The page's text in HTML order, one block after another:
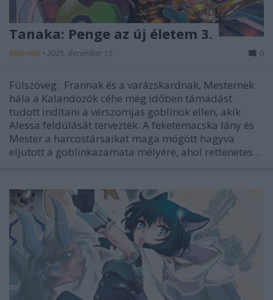
Tanaka: Penge az új életem 3.
BBerni86 • 2025. december 15. 0
Fülszöveg: Frannak és a varázskardnak, Mesternek
hála a Kalandozók céhe még időben támadást
tudott indítani a vérszomjas goblinok ellen, akik
Alessa feldúlását tervezték. A feketemacska lány és
Mester a harcostársaikat maga mögött hagyva
eljutott a goblinkazamata mélyére, ahol rettenetes…